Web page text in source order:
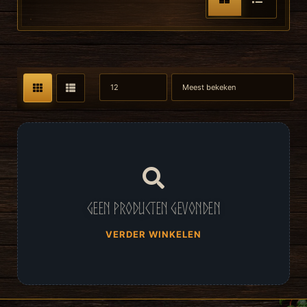
Geen producten gevonden
VERDER WINKELEN